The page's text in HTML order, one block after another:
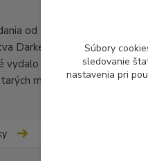
od
Darker Than
vydalo množstvo
metalových
Súbory
sledovanie
nastavenia pri